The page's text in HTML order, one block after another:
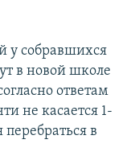
у собравшихся
в новой школе
ответам
не касается 1-
перебраться в